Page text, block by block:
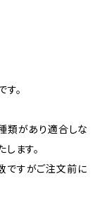
。
類があり適合しな
ます。
ですがご注文前に